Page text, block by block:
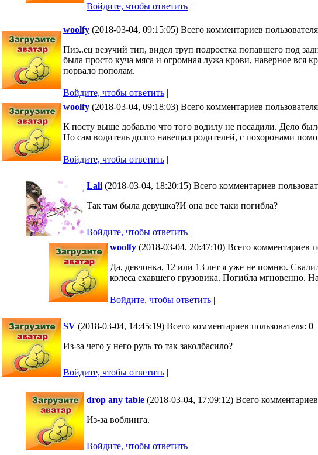
Войдите, чтобы ответить |
woolfy (2018-03-04, 09:15:05) Всего комментариев
Пиз..ец везучий тип, видел труп подростка попавшего под
была просто куча мяса и огромная лужа крови, наверное вся
порвало пополам.
Войдите, чтобы ответить |
woolfy (2018-03-04, 09:18:03) Всего комментариев
К посту выше добавлю что того водилу не посадили. Дело
Но сам водитель долго навещал родителей, с похоронами
Войдите, чтобы ответить |
Lali (2018-03-04, 18:20:15) Всего комментариев
Так там была девушка?И она все таки погибла?
Войдите, чтобы ответить |
woolfy (2018-03-04, 20:47:10) Всего комментариев
Да, девчонка, 12 или 13 лет я уже не помню.
колеса ехавшего грузовика. Погибла мгновенно.
Войдите, чтобы ответить |
SV (2018-03-04, 14:45:19) Всего комментариев пользователя: 0
Из-за чего у него руль то так заколбасило?
Войдите, чтобы ответить |
drop any table (2018-03-04, 17:09:12) Всего комментариев
Из-за воблинга.
Войдите, чтобы ответить |